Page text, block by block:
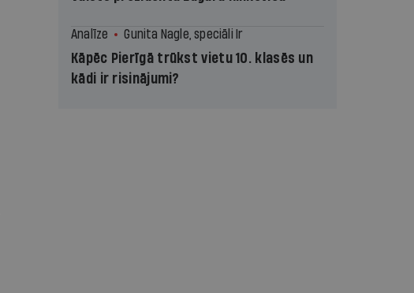
Analīze Gunita Nagle, speciāli Ir
Kāpēc Pierīgā trūkst vietu 10. klasēs un
kādi ir risinājumi?